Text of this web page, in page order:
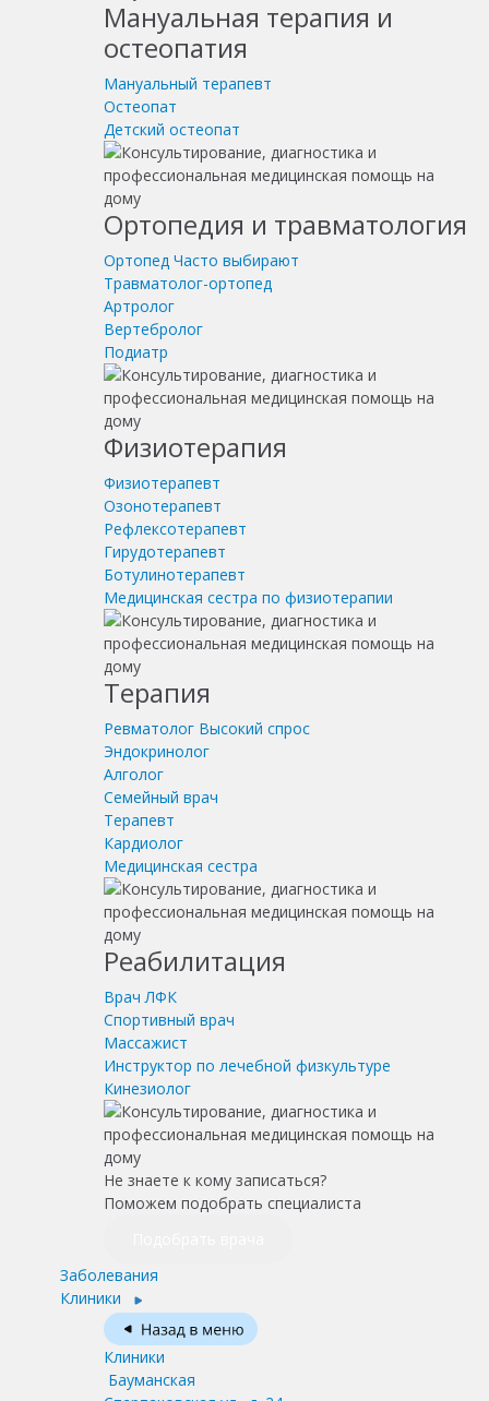
Мануальная терапия и
остеопатия
Мануальный терапевт
Остеопат
Детский остеопат
Ортопедия и травматология
Ортопед Часто выбирают
Травматолог-ортопед
Артролог
Вертебролог
Подиатр
Физиотерапия
Физиотерапевт
Озонотерапевт
Рефлексотерапевт
Гирудотерапевт
Ботулинотерапевт
Медицинская сестра по физиотерапии
Терапия
Ревматолог Высокий спрос
Эндокринолог
Алголог
Семейный врач
Терапевт
Кардиолог
Медицинская сестра
Реабилитация
Врач ЛФК
Спортивный врач
Массажист
Инструктор по лечебной физкультуре
Кинезиолог
Не знаете к кому записаться?
Поможем подобрать специалиста
Заболевания
Клиники
Клиники
Бауманская